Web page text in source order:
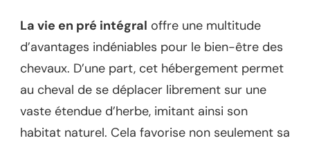
La vie en pré intégral offre une multitude
d’avantages indéniables pour le bien-être des
chevaux. D’une part, cet hébergement permet
au cheval de se déplacer librement sur une
vaste étendue d’herbe, imitant ainsi son
habitat naturel. Cela favorise non seulement sa